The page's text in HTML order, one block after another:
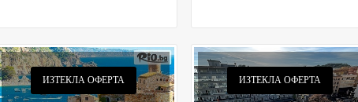
ИЗТЕКЛА ОФЕРТА ИЗТЕКЛА ОФЕРТА